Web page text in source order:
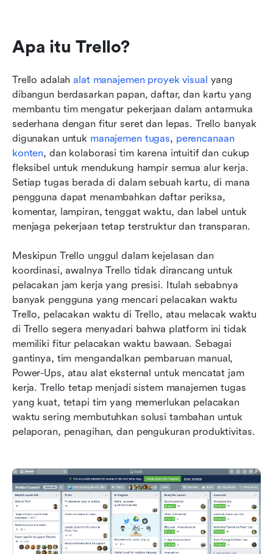
Apa itu Trello?
Trello adalah alat manajemen proyek visual yang
dibangun berdasarkan papan, daftar, dan kartu yang
membantu tim mengatur pekerjaan dalam antarmuka
sederhana dengan fitur seret dan lepas. Trello banyak
digunakan untuk manajemen tugas, perencanaan
konten, dan kolaborasi tim karena intuitif dan cukup
fleksibel untuk mendukung hampir semua alur kerja.
Setiap tugas berada di dalam sebuah kartu, di mana
pengguna dapat menambahkan daftar periksa,
komentar, lampiran, tenggat waktu, dan label untuk
menjaga pekerjaan tetap terstruktur dan transparan.
Meskipun Trello unggul dalam kejelasan dan
koordinasi, awalnya Trello tidak dirancang untuk
pelacakan jam kerja yang presisi. Itulah sebabnya
banyak pengguna yang mencari pelacakan waktu
Trello, pelacakan waktu di Trello, atau melacak waktu
di Trello segera menyadari bahwa platform ini tidak
memiliki fitur pelacakan waktu bawaan. Sebagai
gantinya, tim mengandalkan pembaruan manual,
Power-Ups, atau alat eksternal untuk mencatat jam
kerja. Trello tetap menjadi sistem manajemen tugas
yang kuat, tetapi tim yang memerlukan pelacakan
waktu sering membutuhkan solusi tambahan untuk
pelaporan, penagihan, dan pengukuran produktivitas.